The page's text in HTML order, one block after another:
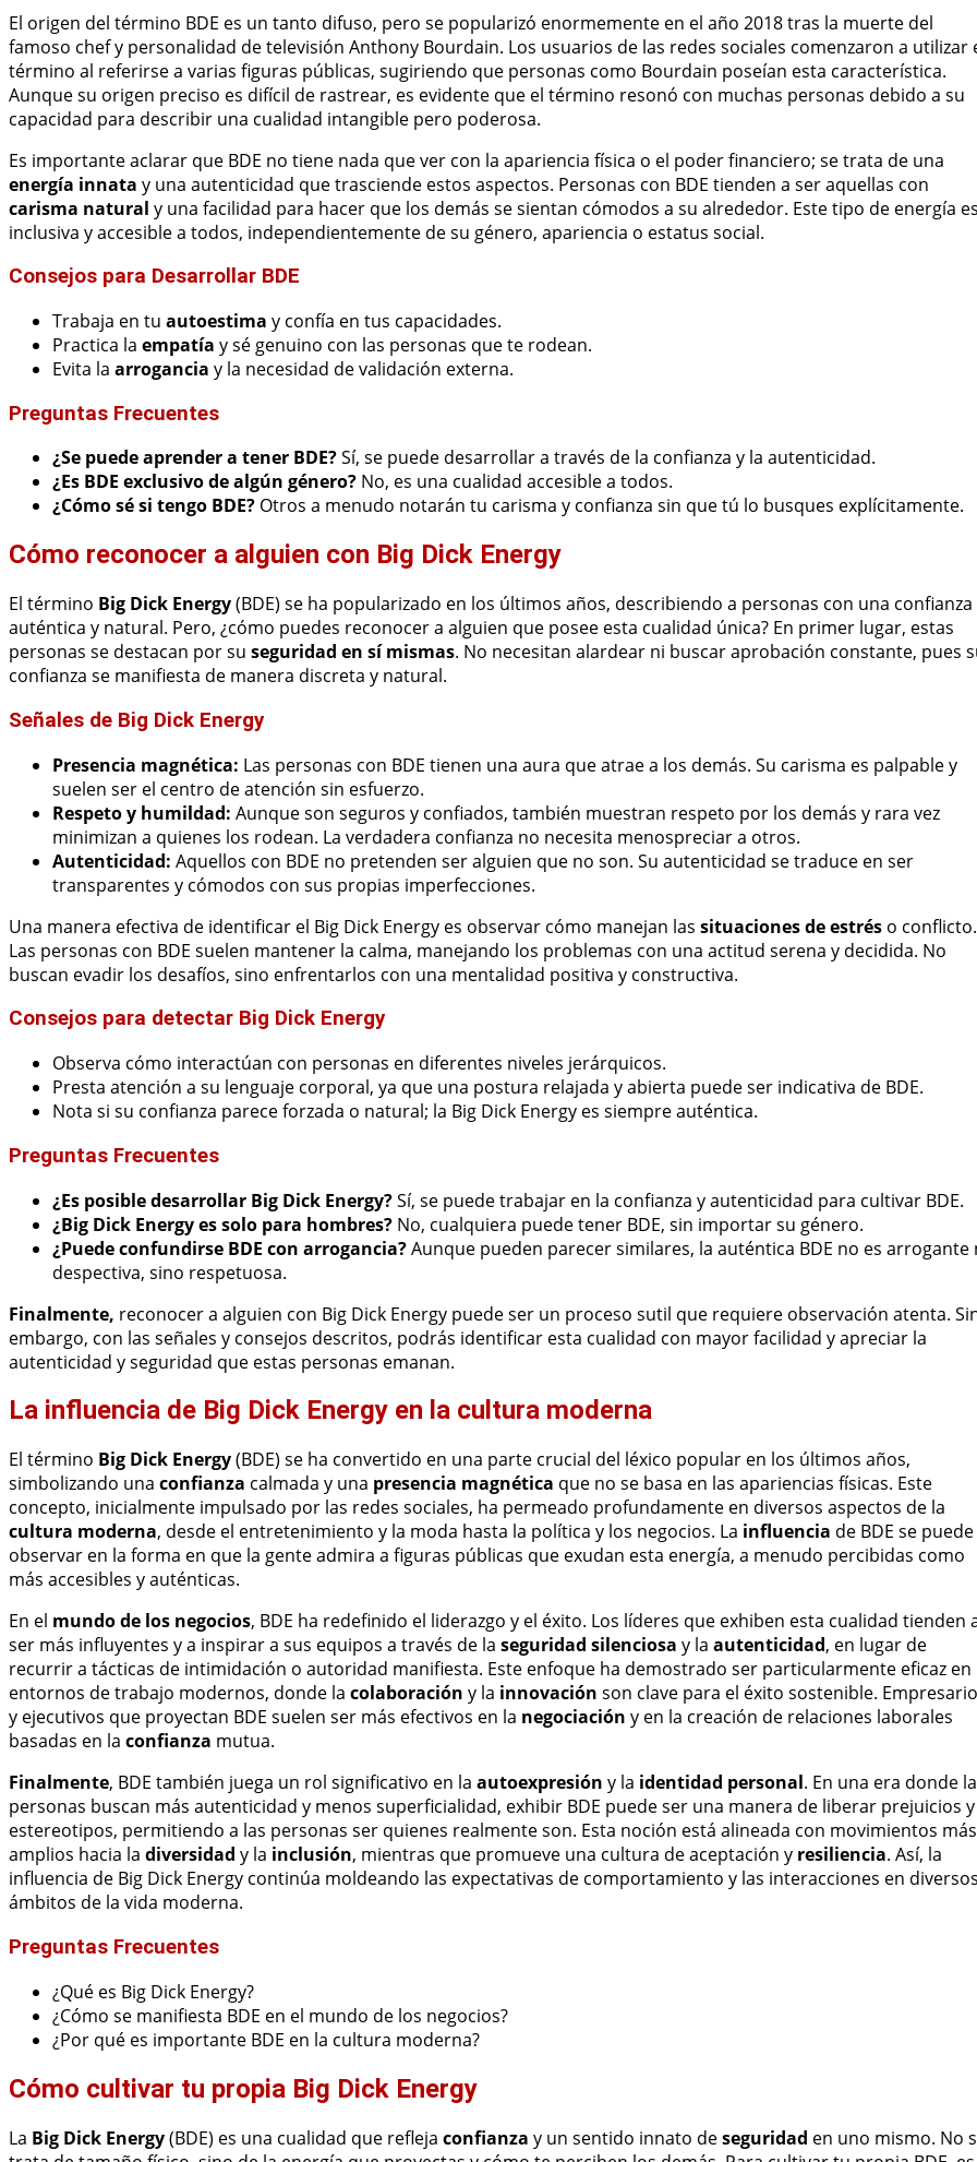
El origen del término BDE es un tanto difuso, pero se popularizó enormemente en el año 2018 tras la muerte del
famoso chef y personalidad de televisión Anthony Bourdain. Los usuarios de las redes sociales comenzaron a utilizar
término al referirse a varias figuras públicas, sugiriendo que personas como Bourdain poseían esta característica.
Aunque su origen preciso es difícil de rastrear, es evidente que el término resonó con muchas personas debido a su
capacidad para describir una cualidad intangible pero poderosa.
Es importante aclarar que BDE no tiene nada que ver con la apariencia física o el poder financiero; se trata de una
energía innata y una autenticidad que trasciende estos aspectos. Personas con BDE tienden a ser aquellas con
carisma natural y una facilidad para hacer que los demás se sientan cómodos a su alrededor. Este tipo de energía es
inclusiva y accesible a todos, independientemente de su género, apariencia o estatus social.
Consejos para Desarrollar BDE
Trabaja en tu autoestima y confía en tus capacidades.
Practica la empatía y sé genuino con las personas que te rodean.
Evita la arrogancia y la necesidad de validación externa.
Preguntas Frecuentes
¿Se puede aprender a tener BDE?Sí, se puede desarrollar a través de la confianza y la autenticidad.
¿Es BDE exclusivo de algún género? No, es una cualidad accesible a todos.
¿Cómo sé si tengo BDE? Otros a menudo notarán tu carisma y confianza sin que tú lo busques explícitamente.
Cómo reconocer a alguien con Big Dick Energy
El término Big Dick Energy(BDE) se ha popularizado en los últimos años, describiendo a personas con una confianza
auténtica y natural. Pero, ¿cómo puedes reconocer a alguien que posee esta cualidad única? En primer lugar, estas
personas se destacan por su seguridad en sí mismas. No necesitan alardear ni buscar aprobación constante, pues
confianza se manifiesta de manera discreta y natural.
Señales de Big Dick Energy
Presencia magnética: Las personas con BDE tienen una aura que atrae a los demás. Su carisma es palpable y
suelen ser el centro de atención sin esfuerzo.
Respeto y humildad: Aunque son seguros y confiados, también muestran respeto por los demás y rara vez
minimizan a quienes los rodean. La verdadera confianza no necesita menospreciar a otros.
Autenticidad: Aquellos con BDE no pretenden ser alguien que no son. Su autenticidad se traduce en ser
transparentes y cómodos con sus propias imperfecciones.
Una manera efectiva de identificar el Big Dick Energy es observar cómo manejan las situaciones de estrés o conflicto.
Las personas con BDE suelen mantener la calma, manejando los problemas con una actitud serena y decidida. No
buscan evadir los desafíos, sino enfrentarlos con una mentalidad positiva y constructiva.
Consejos para detectar Big Dick Energy
Observa cómo interactúan con personas en diferentes niveles jerárquicos.
Presta atención a su lenguaje corporal, ya que una postura relajada y abierta puede ser indicativa de BDE.
Nota si su confianza parece forzada o natural; la Big Dick Energy es siempre auténtica.
Preguntas Frecuentes
¿Es posible desarrollar Big Dick Energy?Sí, se puede trabajar en la confianza y autenticidad para cultivar BDE.
¿Big Dick Energy es solo para hombres? No, cualquiera puede tener BDE, sin importar su género.
¿Puede confundirse BDE con arrogancia?Aunque pueden parecer similares, la auténtica BDE no es arrogante
despectiva, sino respetuosa.
Finalmente, reconocer a alguien con Big Dick Energy puede ser un proceso sutil que requiere observación atenta.
embargo, con las señales y consejos descritos, podrás identificar esta cualidad con mayor facilidad y apreciar la
autenticidad y seguridad que estas personas emanan.
La influencia de Big Dick Energy en la cultura moderna
El término Big Dick Energy(BDE) se ha convertido en una parte crucial del léxico popular en los últimos años,
simbolizando una confianza calmada y una presencia magnética que no se basa en las apariencias físicas. Este
concepto, inicialmente impulsado por las redes sociales, ha permeado profundamente en diversos aspectos de la
cultura moderna, desde el entretenimiento y la moda hasta la política y los negocios. La influencia de BDE se puede
observar en la forma en que la gente admira a figuras públicas que exudan esta energía, a menudo percibidas como
más accesibles y auténticas.
En el mundo de los negocios, BDE ha redefinido el liderazgo y el éxito. Los líderes que exhiben esta cualidad tienden
ser más influyentes y a inspirar a sus equipos a través de la seguridad silenciosa y la autenticidad, en lugar de
recurrir a tácticas de intimidación o autoridad manifiesta. Este enfoque ha demostrado ser particularmente eficaz en
entornos de trabajo modernos, donde la colaboración y la innovación son clave para el éxito sostenible.
y ejecutivos que proyectan BDE suelen ser más efectivos en la negociación y en la creación de relaciones laborales
basadas en la confianza mutua.
Finalmente, BDE también juega un rol significativo en la autoexpresión y la identidad personal. En una era donde
personas buscan más autenticidad y menos superficialidad, exhibir BDE puede ser una manera de liberar prejuicios y
estereotipos, permitiendo a las personas ser quienes realmente son. Esta noción está alineada con movimientos más
amplios hacia la diversidad y la inclusión, mientras que promueve una cultura de aceptación y resiliencia. Así, la
influencia de Big Dick Energy continúa moldeando las expectativas de comportamiento y las interacciones en diversos
ámbitos de la vida moderna.
Preguntas Frecuentes
¿Qué es Big Dick Energy?
¿Cómo se manifiesta BDE en el mundo de los negocios?
¿Por qué es importante BDE en la cultura moderna?
Cómo cultivar tu propia Big Dick Energy
La Big Dick Energy(BDE) es una cualidad que refleja confianza y un sentido innato deseguridad en uno mismo. No